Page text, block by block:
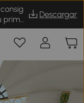
prime
Descargar